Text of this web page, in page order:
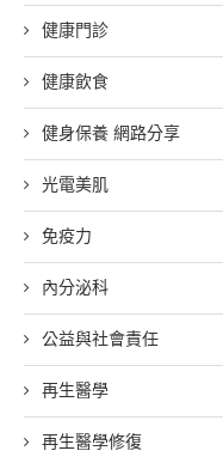
健康門診
健康飲食
健身保養 網路分享
光電美肌
免疫力
內分泌科
公益與社會責任
再生醫學
再生醫學修復